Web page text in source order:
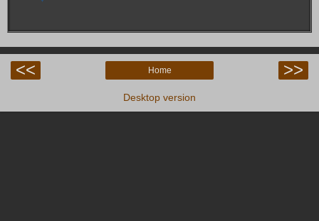
<< >>
Home
Desktop version